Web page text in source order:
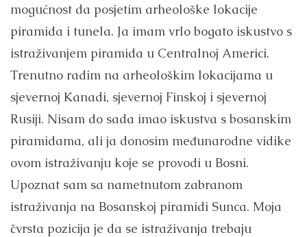
mogućnost da posjetim arheološke lokacije
piramida i tunela. Ja imam vrlo bogato iskustvo s
istraživanjem piramida u Centralnoj Americi.
Trenutno radim na arheološkim lokacijama u
sjevernoj Kanadi, sjevernoj Finskoj i sjevernoj
Rusiji. Nisam do sada imao iskustva s bosanskim
piramidama, ali ja donosim međunarodne vidike
ovom istraživanju koje se provodi u Bosni.
Upoznat sam sa nametnutom zabranom
istraživanja na Bosanskoj piramidi Sunca. Moja
čvrsta pozicija je da se istraživanja trebaju